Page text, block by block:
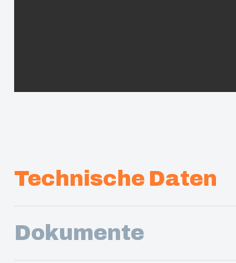
Technische Daten
Dokumente